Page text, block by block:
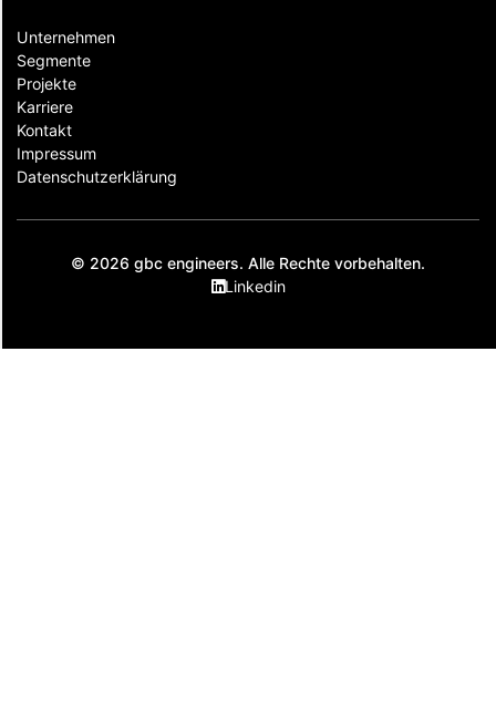
Unternehmen
Segmente
Projekte
Karriere
Kontakt
Impressum
Datenschutzerklärung
© 2026 gbc engineers. Alle Rechte vorbehalten.
Linkedin